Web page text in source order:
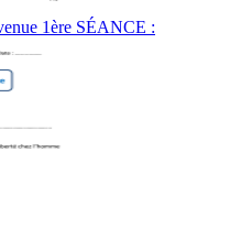
1ère SÉANCE :